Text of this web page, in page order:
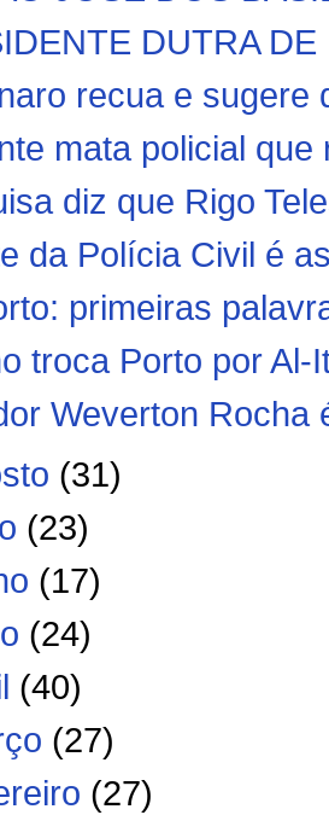
DUTRA
recua e sugere
mata policial
diz que Rigo
da Polícia Civil é
primeiras
troca Porto por
Weverton Rocha
(31)
(23)
(17)
(24)
(40)
(27)
(27)